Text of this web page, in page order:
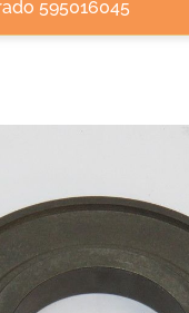
595016045